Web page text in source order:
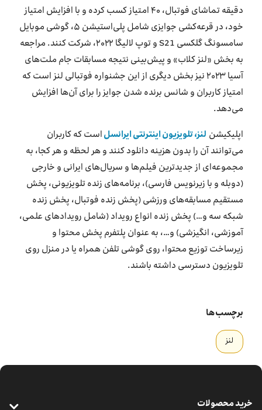
دقیقه تماشای فوتبال، ۴۰ امتیاز کسب کرده و با افزایش امتیاز
خود، در قرعه‌کشی جوایزی شامل پلی‌استیشن ۵، گوشی موبایل
سامسونگ گلکسی S21 و توپ لالیگا ۲۰۲۲، شرکت کنند. مراجعه
به بخش «لنز کلاب» و پیش‌بینی نتیجه مسابقات جام ملت‌های
آسیا ۲۰۲۳ نیز بخش دیگری از این جشنواره فوتبالی لنز است که
امتیاز کاربران و شانس برنده شدن جوایز را برای آن‌ها افزایش
می‌دهد.
اپلیکیشن لنز، تلویزیون اینترنتی ایرانسلاست که کاربران
می‌توانند آن را بدون هزینه دانلود کنند و هر لحظه و هر کجا، به
مجموعه‌ای از جدیدترین فیلم‌ها و سریال‌های ایرانی و خارجی
(دوبله و با زیرنویس فارسی)، برنامه‌های زنده تلویزیونی، پخش
مستقیم مسابقه‌های ورزشی (پخش زنده فوتبال، پخش زنده
شبکه سه و…) پخش زنده انواع رویداد (شامل رویدادهای علمی،
آموزشی، انگیزشی) و…، به عنوان پلتفرم پخش محتوا و
زیرساخت توزیع محتوا، روی گوشی تلفن همراه یا در منزل روی
تلویزیون دسترسی داشته باشند.
برچسب‌ها
لنز
خرید محصولات